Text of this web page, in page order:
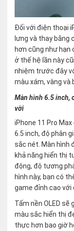
Đối với điện thoại
lưng và thay bằng
hơn cũng như hạn
ở thế hệ lần này
nhiệm trước đây
màu xám, vàng và
Màn hình 6.5 inch,
vời
iPhone 11 Pro
6.5 inch, độ phân
sắc nét. Màn hình
khả năng hiển thị
động, độ tương
hình này, bạn có
game đỉnh cao với
Tấm nền OLED sẽ
màu sắc hiển thị
thực hơn bao giờ